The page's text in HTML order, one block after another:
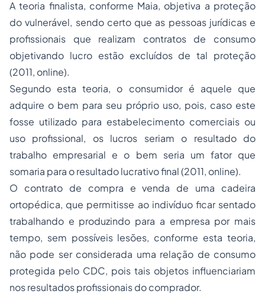
A teoria finalista, conforme Maia, objetiva a proteção
do vulnerável, sendo certo que as pessoas jurídicas e
profissionais que realizam contratos de consumo
objetivando lucro estão excluídos de tal proteção
(2011, online).
Segundo esta teoria, o consumidor é aquele que
adquire o bem para seu próprio uso, pois, caso este
fosse utilizado para estabelecimento comerciais ou
uso profissional, os lucros seriam o resultado do
trabalho empresarial e o bem seria um fator que
somaria para o resultado lucrativo final (2011, online).
O contrato de compra e venda de uma cadeira
ortopédica, que permitisse ao indivíduo ficar sentado
trabalhando e produzindo para a empresa por mais
tempo, sem possíveis lesões, conforme esta teoria,
não pode ser considerada uma relação de consumo
protegida pelo CDC, pois tais objetos influenciariam
nos resultados profissionais do comprador.